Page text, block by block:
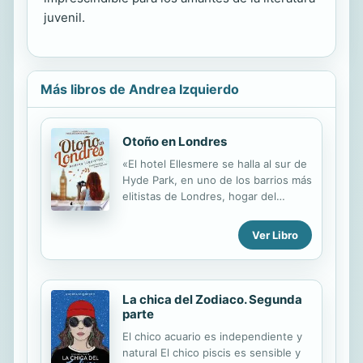
juvenil.
Más libros de Andrea Izquierdo
Otoño en Londres
«El hotel Ellesmere se halla al sur de
Hyde Park, en uno de los barrios más
elitistas de Londres, hogar del
South Kensington». Allí va a parar
LILY, admitida en la universidad
gracias a una beca y atónita por su
lujosa residencia. Para MEREDITH,
ese ambiente es muy común, al igual
que para AVA, más interesada en
pese a la insistencia de CONNOR,
ese chico coreano que siempre
Ver Libro
La chica del Zodiaco. Segunda
parte
El chico acuario es independiente y
natural El chico piscis es sensible y